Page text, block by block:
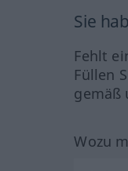
Sie
Fehlt
Füllen
gemäß
Wozu